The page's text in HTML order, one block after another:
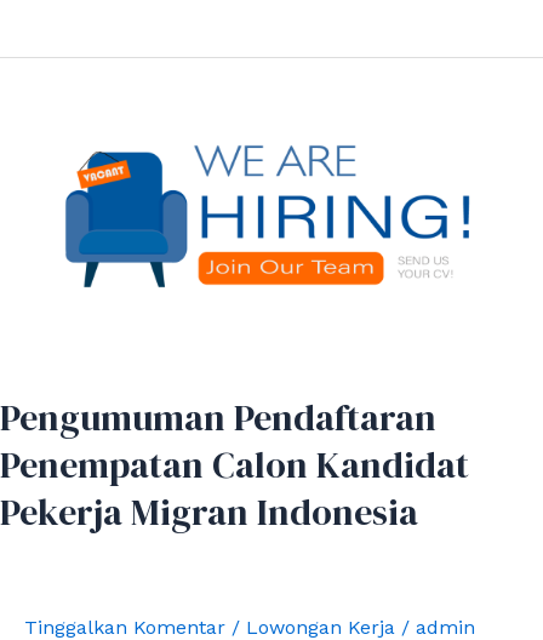
Pengumuman Pendaftaran
Penempatan Calon Kandidat
Pekerja Migran Indonesia
Tinggalkan Komentar / Lowongan Kerja / admin
Pekerja